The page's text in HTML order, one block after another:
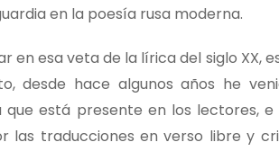
en la poesía rusa moderna.
esa veta de la lírica del siglo XX,
desde hace algunos años he
está presente en los lectores,
las traducciones en verso libre y